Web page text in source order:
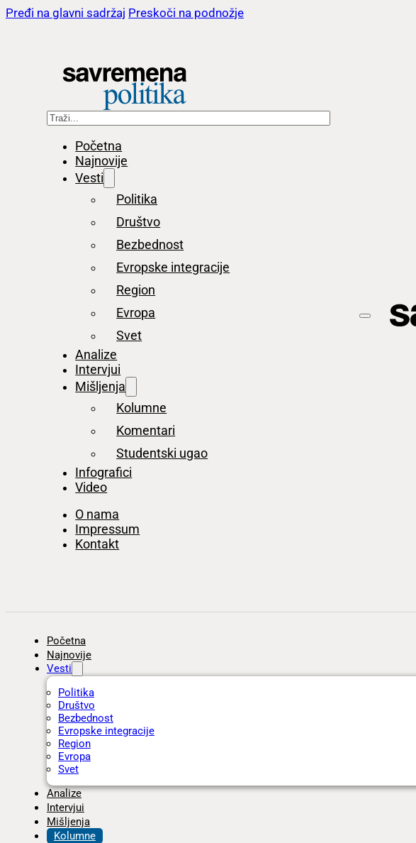
Pređi na glavni sadržaj Preskoči na podnožje
Pretraga
Početna
Najnovije
Vesti
Politika
Društvo
Bezbednost
Evropske integracije
Region
Evropa
Svet
Analize
Intervjui
Mišljenja
Kolumne
Komentari
Studentski ugao
Infografici
Video
O nama
Impressum
Kontakt
Početna
Najnovije
Vesti
Politika
Društvo
Bezbednost
Evropske integracije
Region
Evropa
Svet
Analize
Intervjui
Mišljenja
Kolumne